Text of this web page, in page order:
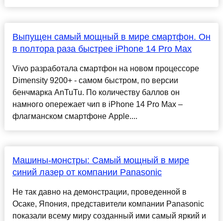
Выпущен самый мощный в мире смартфон. Он
в полтора раза быстрее iPhone 14 Pro Max
Vivo разработала смартфон на новом процессоре
Dimensity 9200+ - самом быстром, по версии
бенчмарка AnTuTu. По количеству баллов он
намного опережает чип в iPhone 14 Pro Max –
флагманском смартфоне Apple....
Машины-монстры: Самый мощный в мире
синий лазер от компании Panasonic
Не так давно на демонстрации, проведенной в
Осаке, Япония, представители компании Panasonic
показали всему миру созданный ими самый яркий и